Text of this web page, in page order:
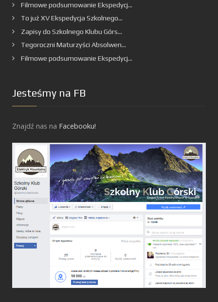
Filmowe podsumowanie Ekspedycj...
To już XV Ekspedycja Szkolnego...
Zapisy do Szkolnego Klubu Górs...
Tegoroczni Maturzyści Absolwen...
Filmowe podsumowanie Ekspedycj...
Jesteśmy na FB
Znajdź nas na Facebooku!